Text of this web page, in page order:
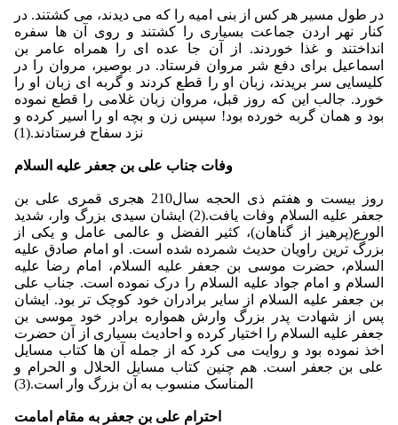
در طول مسیر هر کس از بنی امیه را که می دیدند، می کشتند. در
کنار نهر اردن جماعت بسیاری را کشتند و روی آن ها سفره
انداختند و غذا خوردند. از آن جا عده ای را همراه عامر بن
اسماعیل برای دفع شر مروان فرستاد. در بوصیر، مروان را در
کلیسایی سر بریدند، زبان او را قطع کردند و گربه ای زبان او را
خورد. جالب این که روز قبل، مروان زبان غلامی را قطع نموده
بود و همان گربه خورده بود! سپس زن و بچه او را اسیر کرده و
نزد سفاح فرستادند.(1)
وفات جناب علی بن جعفر علیه السلام
روز بیست و هفتم ذی الحجه سال210 هجری قمری علی بن
جعفر علیه السلام وفات یافت.(2) ایشان سیدی بزرگ وار، شدید
الورع(پرهیز از گناهان)، کثیر الفضل و عالمی عامل و یکی از
بزرگ ترین راویان حدیث شمرده شده است. او امام صادق علیه
السلام، حضرت موسی بن جعفر علیه السلام، امام رضا علیه
السلام و امام جواد علیه السلام را درک نموده است. جناب علی
بن جعفر علیه السلام از سایر برادران خود کوچک تر بود. ایشان
پس از شهادت پدر بزرگ وارش همواره برادر خود موسی بن
جعفر علیه السلام را اختیار کرده و احادیث بسیاری از آن حضرت
اخذ نموده بود و روایت می کرد که از جمله آن ها کتاب مسایل
علی بن جعفر است. هم چنین کتاب مسایل الحلال و الحرام و
المناسک منسوب به آن بزرگ وار است.(3)
احترام علی بن جعفر به مقام امامت